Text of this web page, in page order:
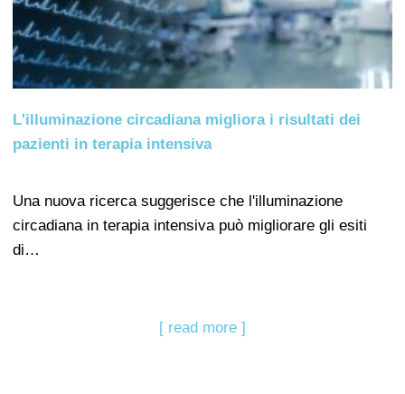
L'illuminazione circadiana migliora i risultati dei
pazienti in terapia intensiva
Una nuova ricerca suggerisce che l'illuminazione
circadiana in terapia intensiva può migliorare gli esiti
di…
[ read more ]